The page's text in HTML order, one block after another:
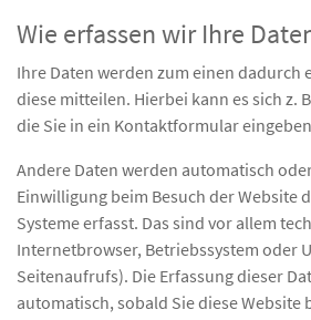
Wie erfassen wir Ihre
Ihre Daten werden zum einen dadurch
diese mitteilen. Hierbei kann es sich z.
die Sie in ein Kontaktformular
Andere Daten werden automatisch
Einwilligung beim Besuch der Website
Systeme erfasst. Das sind vor allem
Internetbrowser, Betriebssystem oder
Seitenaufrufs). Die Erfassung dieser
automatisch, sobald Sie diese Website